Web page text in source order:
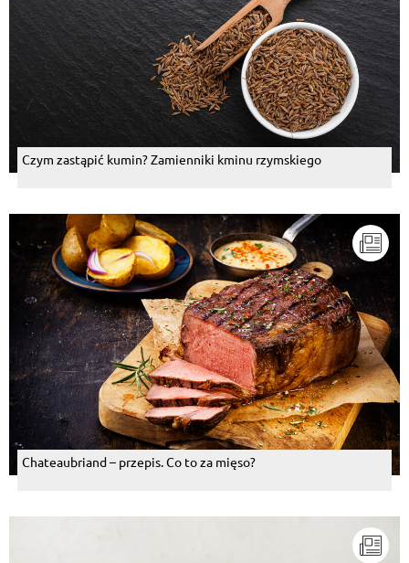
Piotr Lewicki, 09.08.2014
Good!
Odpowiedz
Bogumiła Macias, 09.08.2014
Smacznego!
Odpowiedz
Roman Grabarczuk , 09.08.2014
smak!!
Odpowiedz
Bea Busia, 09.08.2014
To się ma do prawdziwej potrawy chińskiej jak pizza
z polskimi dodatkami czyli - śledź, chrzan, kapusta
kwaszona itd
Odpowiedz
Czym zastąpić kumin? Zamienniki kminu rzymskiego
Chateaubriand – przepis. Co to za mięso?